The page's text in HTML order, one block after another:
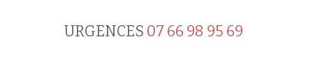
URGENCES 07 66 98 95 69